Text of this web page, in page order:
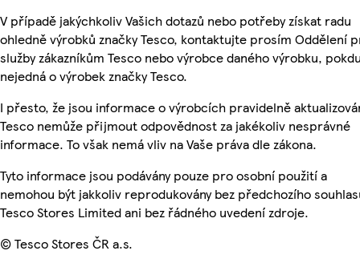
V případě jakýchkoliv Vašich dotazů nebo potřeby získat radu
ohledně výrobků značky Tesco, kontaktujte prosím Oddělení
služby zákazníkům Tesco nebo výrobce daného výrobku,
nejedná o výrobek značky Tesco.
I přesto, že jsou informace o výrobcích pravidelně
Tesco nemůže přijmout odpovědnost za jakékoliv nesprávné
informace. To však nemá vliv na Vaše práva dle zákona.
Tyto informace jsou podávány pouze pro osobní použití a
nemohou být jakkoliv reprodukovány bez předchozího
Tesco Stores Limited ani bez řádného uvedení zdroje.
© Tesco Stores ČR a.s.